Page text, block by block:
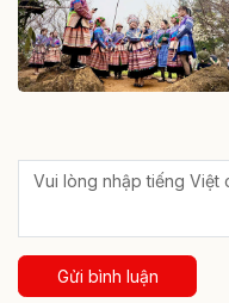
Gửi bình luận